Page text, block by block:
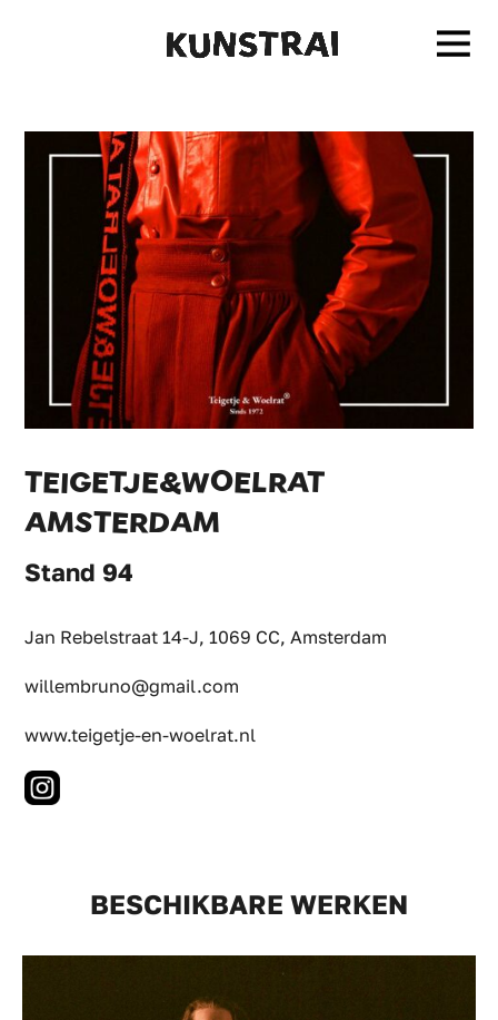
TEIGETJE&WOELRAT
AMSTERDAM
Stand 94
Jan Rebelstraat 14-J, 1069 CC, Amsterdam
willembruno@gmail.com
www.teigetje-en-woelrat.nl
BESCHIKBARE WERKEN